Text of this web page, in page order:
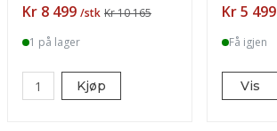
Pris
Kr 8 499 /stk Kr 10 165
1 på lager
Kjøp
Pris
Kr 5 499
Få igjen
Vis